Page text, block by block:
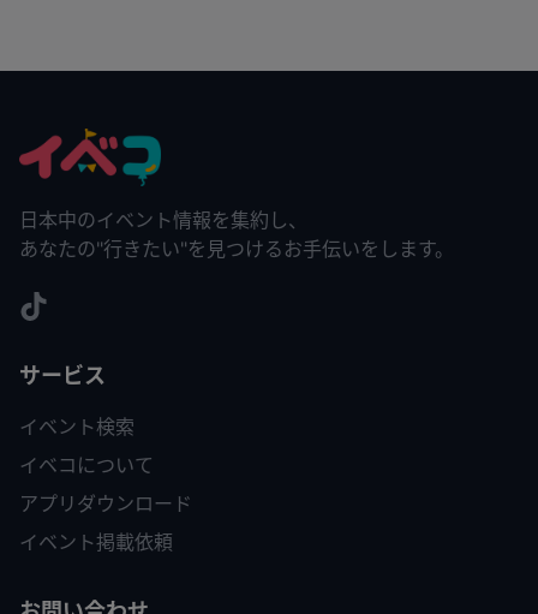
日本中のイベント情報を集約し、
あなたの"行きたい"を見つけるお手伝いをします。
サービス
イベント検索
イベコについて
アプリダウンロード
イベント掲載依頼